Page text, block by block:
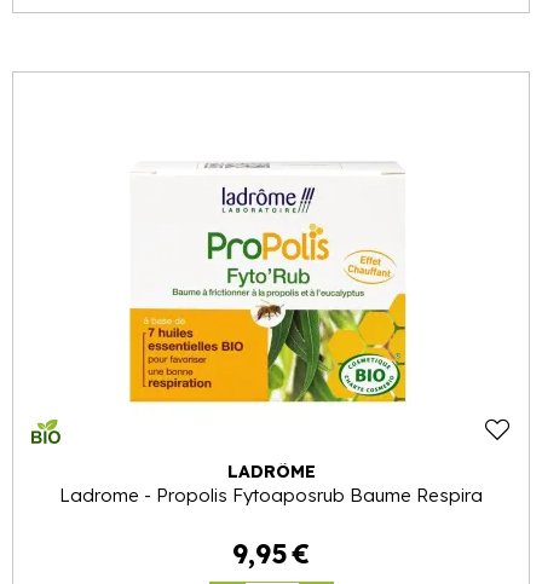
LADRÔME
Ladrome - Propolis Fytoaposrub Baume Respira
9,95€